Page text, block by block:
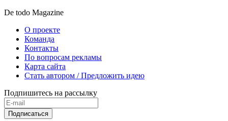
De todo Magazine
О проекте
Команда
Контакты
По вопросам рекламы
Карта сайта
Стать автором / Предложить идею
Подпишитесь на рассылку
Подписаться